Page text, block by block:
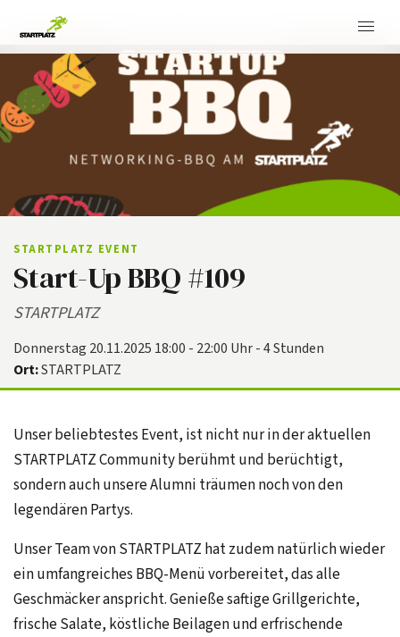
STARTPLATZ EVENT
Start-Up BBQ #109
STARTPLATZ
Donnerstag 20.11.2025 18:00 - 22:00 Uhr - 4 Stunden
Ort:STARTPLATZ
Unser beliebtestes Event, ist nicht nur in der aktuellen
STARTPLATZ Community berühmt und berüchtigt,
sondern auch unsere Alumni träumen noch von den
legendären Partys.
Unser Team von STARTPLATZ hat zudem natürlich wieder
ein umfangreiches BBQ-Menü vorbereitet, das alle
Geschmäcker anspricht. Genieße saftige Grillgerichte,
frische Salate, köstliche Beilagen und erfrischende